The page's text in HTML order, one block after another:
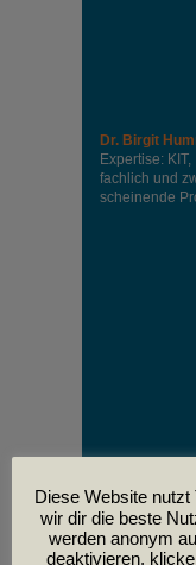
Dr. Birgit
Expertise:
fachlich und
scheinende
Diese Website
wir dir die beste
werden anonym
deaktivieren,